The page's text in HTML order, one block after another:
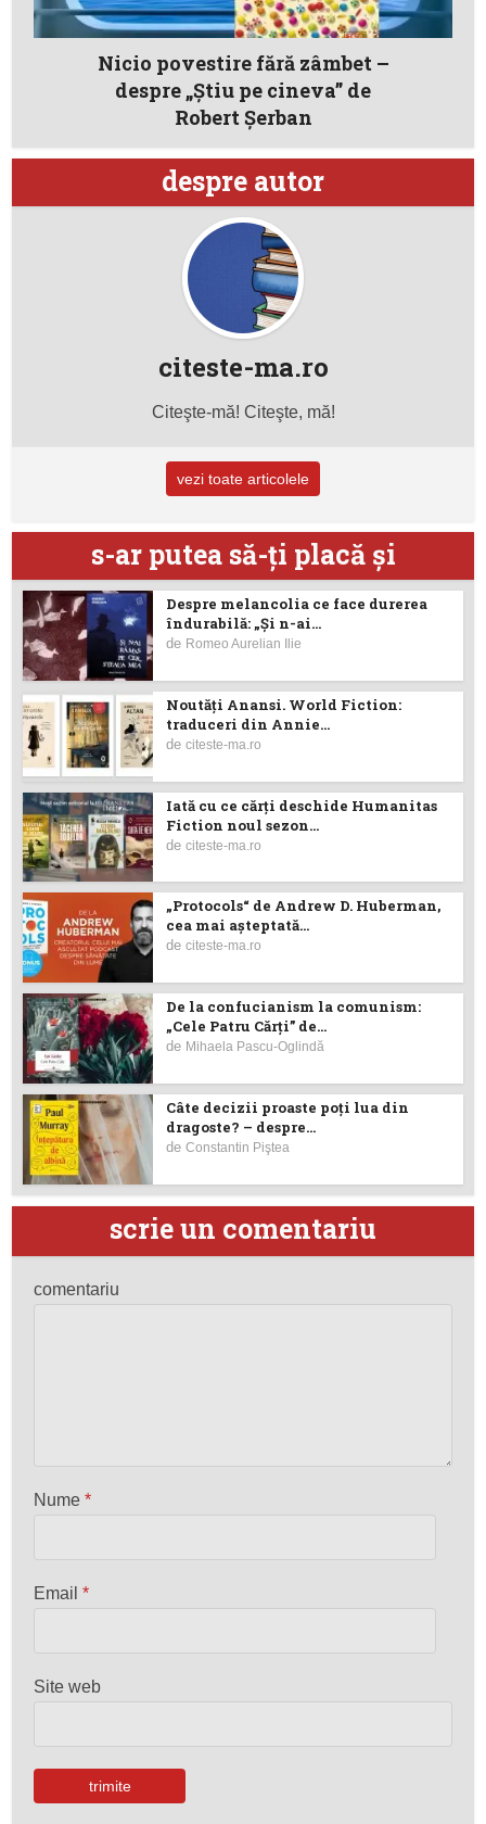
Nicio povestire fără zâmbet –
despre „Știu pe cineva” de
Robert Șerban
despre autor
citeste-ma.ro
Citeşte-mă! Citeşte, mă!
vezi toate articolele
s-ar putea să-ţi placă şi
Despre melancolia ce face durerea
îndurabilă: „Și n-ai...
de Romeo Aurelian Ilie
Noutăţi Anansi. World Fiction:
traduceri din Annie...
deciteste-ma.ro
Iată cu ce cărţi deschide Humanitas
Fiction noul sezon...
deciteste-ma.ro
„Protocols“ de Andrew D. Huberman,
cea mai așteptată...
deciteste-ma.ro
De la confucianism la comunism:
„Cele Patru Cărți” de...
de Mihaela Pascu-Oglindă
Câte decizii proaste poţi lua din
dragoste? – despre...
deConstantin Piştea
scrie un comentariu
comentariu
Nume*
Email*
Site web